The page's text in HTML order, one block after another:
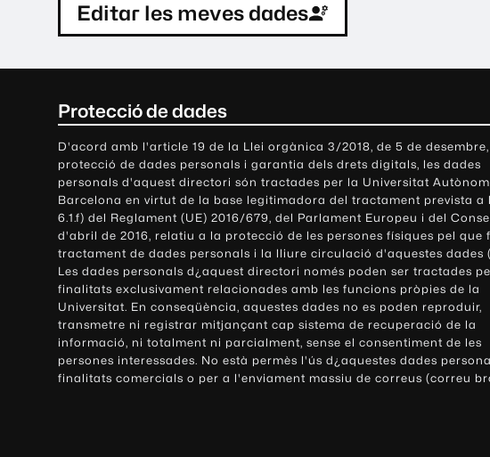
Editar les meves dades
Protecció de dades
D'acord amb l'article 19 de la Llei orgànica 3/2018, de 5 de desembre,
protecció de dades personals i garantia dels drets digitals, les dades
personals d'aquest directori són tractades per la Universitat
Barcelona en virtut de la base legitimadora del tractament prevista a
6.1.f) del Reglament (UE) 2016/679, del Parlament Europeu i del
d'abril de 2016, relatiu a la protecció de les persones físiques pel que
tractament de dades personals i la lliure circulació d'aquestes dades
Les dades personals d¿aquest directori només poden ser tractades
finalitats exclusivament relacionades amb les funcions pròpies de la
Universitat. En conseqüència, aquestes dades no es poden reproduir,
transmetre ni registrar mitjançant cap sistema de recuperació de la
informació, ni totalment ni parcialment, sense el consentiment de les
persones interessades. No està permès l'ús d¿aquestes dades
finalitats comercials o per a l'enviament massiu de correus (correu